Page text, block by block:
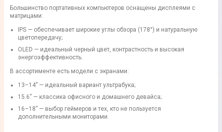
Большинство портативных компьютеров оснащены дисплеями с
матрицами:
IPS — обеспечивает широкие углы обзора (178°) и натуральную
цветопередачу;
OLED — идеальный черный цвет, контрастность и высокая
энергоэффективность.
В ассортименте есть модели с экранами:
13–14” — идеальный вариант ультрабука;
15.6” — классика офисного и домашнего девайса;
16–18” — выбор геймеров и тех, кто не пользуется
дополнительными мониторами.